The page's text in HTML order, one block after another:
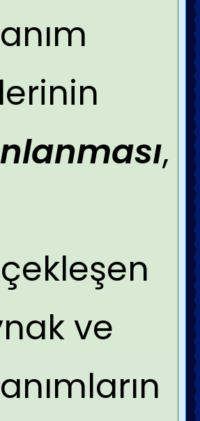
,
ve